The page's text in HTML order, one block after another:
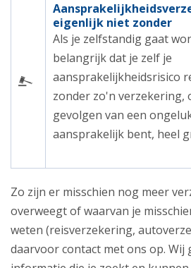
eigenlijk niet zonder
Als je zelfstandig gaat
belangrijk dat je zelf je
aansprakelijkheidsrisico
zonder zo'n verzekering,
gevolgen van een
aansprakelijk bent, heel
Zo zijn er misschien nog meer
overweegt of waarvan je
weten (reisverzekering,
daarvoor contact met ons op. Wij